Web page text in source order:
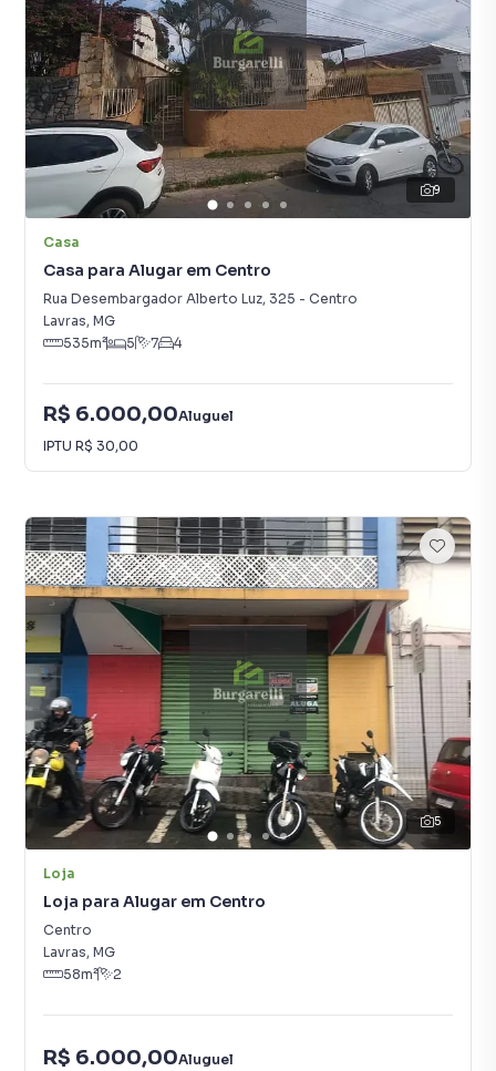
9
Casa
Casa para Alugar em Centro
Rua Desembargador Alberto Luz, 325 - Centro
Lavras, MG
535m² 5 7 4
R$ 6.000,00Aluguel
IPTU R$ 30,00
5
Loja
Loja para Alugar em Centro
Centro
Lavras, MG
58m² 2
R$ 6.000,00Aluguel